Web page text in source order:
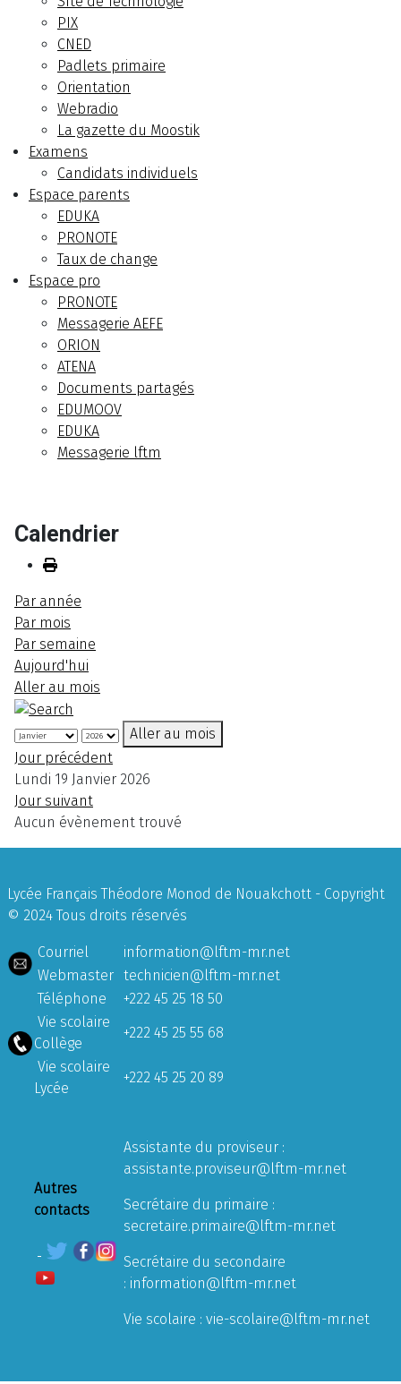
PIX
CNED
Padlets primaire
Orientation
Webradio
La gazette du Moostik
Examens
Candidats individuels
Espace parents
EDUKA
PRONOTE
Taux de change
Espace pro
PRONOTE
Messagerie AEFE
ORION
ATENA
Documents partagés
EDUMOOV
EDUKA
Messagerie lftm
Calendrier
Par année
Par mois
Par semaine
Aujourd'hui
Aller au mois
Aller au mois
Jour précédent
Lundi 19 Janvier 2026
Jour suivant
Aucun évènement trouvé
Lycée Français Théodore Monod de Nouakchott - Copyright
© 2024 Tous droits réservés
Courriel
information@lftm-mr.net
Webmaster technicien@lftm-mr.net
Téléphone
+222 45 25 18 50
Vie scolaire
Collège
+222 45 25 55 68
Vie scolaire
Lycée
+222 45 25 20 89
Autres
contacts
Assistante du proviseur :
assistante.proviseur@lftm-mr.net
Secrétaire du primaire :
secretaire.primaire@lftm-mr.net
Secrétaire du secondaire
: information@lftm-mr.net
Vie scolaire : vie-scolaire@lftm-mr.net